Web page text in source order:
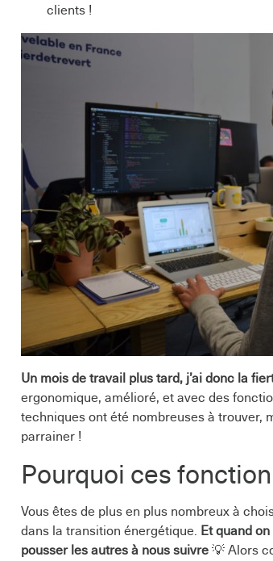
clients !
Un mois de travail plus tard, j’ai donc la
ergonomique, amélioré, et avec des
techniques ont été nombreuses à trouver,
parrainer !
Pourquoi ces
Vous êtes de plus en plus nombreux à
dans la transition énergétique. Et quand
pousser les autres à nous suivre 💡 Alors